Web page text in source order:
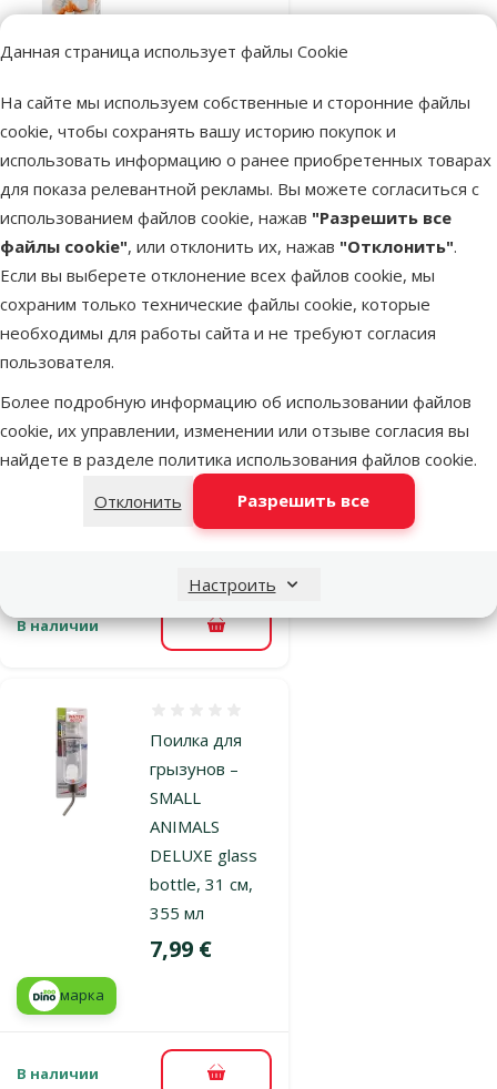
Данная страница использует файлы Cookie
На сайте мы используем собственные и сторонние файлы
cookie, чтобы сохранять вашу историю покупок и
использовать информацию о ранее приобретенных товарах
для показа релевантной рекламы. Вы можете согласиться с
использованием файлов cookie, нажав "Разрешить все
файлы cookie", или отклонить их, нажав "Отклонить".
Если вы выберете отклонение всех файлов cookie, мы
сохраним только технические файлы cookie, которые
необходимы для работы сайта и не требуют согласия
пользователя.
Более подробную информацию об использовании файлов
cookie, их управлении, изменении или отзыве согласия вы
найдете в разделе политика использования файлов cookie.
Отклонить
Разрешить все
Настроить
животных –
Beaphar Lactol
марка
В наличии В корзину
Bowl, Round,
White/Blue,
10,5 см
Оценка 0%
Цена
2,99 €
В наличии В корзину
Поилка для
грызунов –
SMALL
ANIMALS
DELUXE glass
bottle, 31 см,
355 мл
Цена
7,99 €
марка
В наличии В корзину